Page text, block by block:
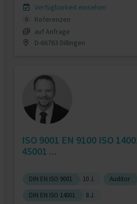
Verfügbarkeit einsehen
0
Referenzen
auf Anfrage
D-66763 Dillingen
ISO 9001 EN 9100 ISO
45001 ...
DIN EN ISO 9001 10 J. Auditor
DIN EN ISO 14001
8 J.